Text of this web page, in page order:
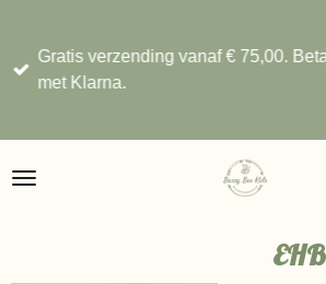
direct
naar
Gratis verzending vanaf € 75,00.
met Klarna.